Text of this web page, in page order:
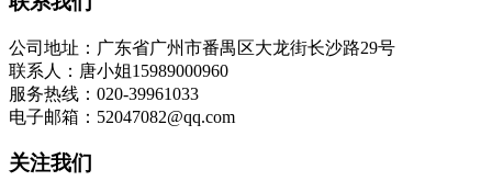
公司地址：广东省广州市番禺区大龙街长沙路29号
联系人：唐小姐15989000960
服务热线：020-39961033
电子邮箱：52047082@qq.com
关注我们